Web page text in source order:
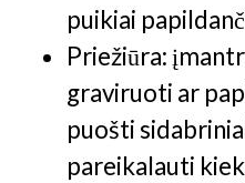
puikiai
Priežiūra:
graviruoti ar
puošti
pareikalauti